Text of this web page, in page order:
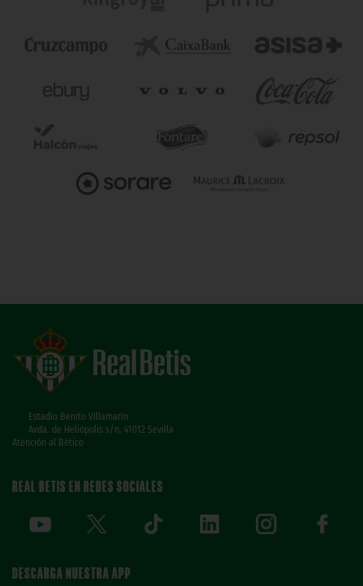
Estadio Benito Villamarín
Avda. de Heliópolis s/n, 41012 Sevilla
Atención al Bético
REAL BETIS EN REDES SOCIALES
DESCARGA NUESTRA APP